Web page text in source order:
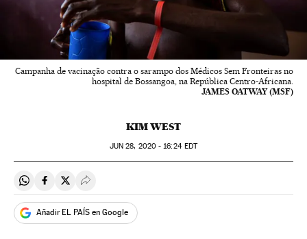
Campanha de vacinação contra o sarampo dos Médicos Sem Fronteiras no
hospital de Bossangoa, na República Centro-Africana.
JAMES OATWAY (MSF)
KIM WEST
JUN 28, 2020 - 16:24EDT
Compartir en Whatsapp
Compartir en Facebook
Compartir en Twitter
Desplegar Redes Sociales
Añadir EL PAÍS en Google